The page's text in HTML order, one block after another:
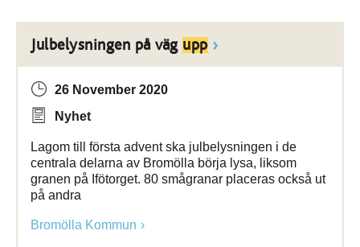
Julbelysningen på väg upp
26 November 2020
Nyhet
Lagom till första advent ska julbelysningen i de
centrala delarna av Bromölla börja lysa, liksom
granen på Ifötorget. 80 smågranar placeras också ut
på andra
Bromölla Kommun